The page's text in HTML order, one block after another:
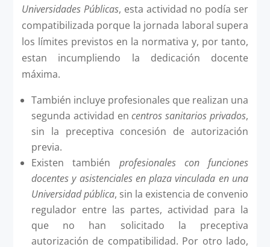
Universidades Públicas, esta actividad no podía ser
compatibilizada porque la jornada laboral supera
los límites previstos en la normativa y, por tanto,
estan incumpliendo la dedicación docente
máxima.
También incluye profesionales que realizan una
segunda actividad encentros sanitarios privados,
sin la preceptiva concesión de autorización
previa.
Existen también profesionales con funciones
docentes y asistenciales en plaza vinculada en una
Universidad pública, sin la existencia de convenio
regulador entre las partes, actividad para la
que no han solicitado la preceptiva
autorización de compatibilidad. Por otro lado,